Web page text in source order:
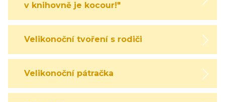
v knihovně je kocour!"
Velikonoční tvoření s rodiči
Velikonoční pátračka